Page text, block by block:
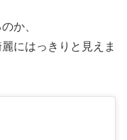
か、
にはっきりと見えま